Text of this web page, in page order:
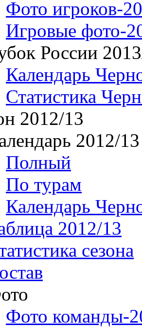
Фото игроков-
Игровые фото-
России
Календарь
Статистика
2012/13
2012/13
Полный
По турам
Календарь
2012/13
сезона
Фото команды-